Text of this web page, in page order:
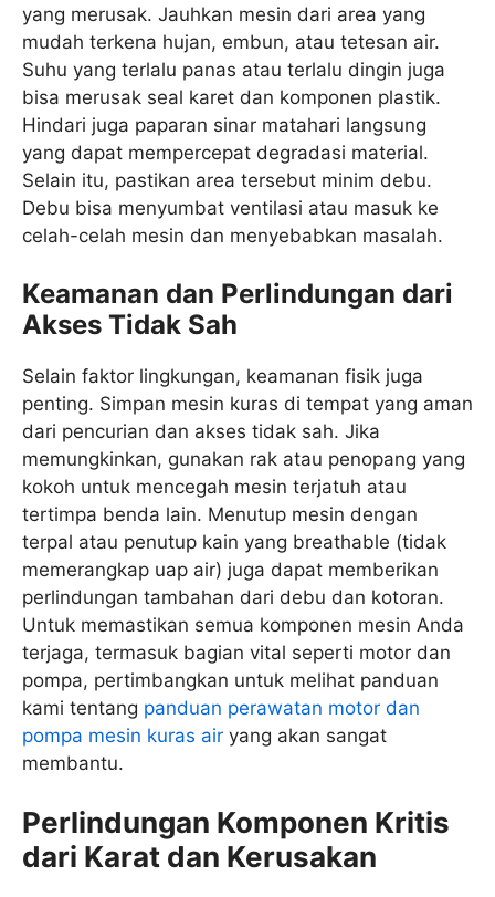
yang merusak. Jauhkan mesin dari area yang
mudah terkena hujan, embun, atau tetesan air.
Suhu yang terlalu panas atau terlalu dingin juga
bisa merusak seal karet dan komponen plastik.
Hindari juga paparan sinar matahari langsung
yang dapat mempercepat degradasi material.
Selain itu, pastikan area tersebut minim debu.
Debu bisa menyumbat ventilasi atau masuk ke
celah-celah mesin dan menyebabkan masalah.
Keamanan dan Perlindungan dari
Akses Tidak Sah
Selain faktor lingkungan, keamanan fisik juga
penting. Simpan mesin kuras di tempat yang aman
dari pencurian dan akses tidak sah. Jika
memungkinkan, gunakan rak atau penopang yang
kokoh untuk mencegah mesin terjatuh atau
tertimpa benda lain. Menutup mesin dengan
terpal atau penutup kain yang breathable (tidak
memerangkap uap air) juga dapat memberikan
perlindungan tambahan dari debu dan kotoran.
Untuk memastikan semua komponen mesin Anda
terjaga, termasuk bagian vital seperti motor dan
pompa, pertimbangkan untuk melihat panduan
kami tentang panduan perawatan motor dan
pompa mesin kuras air yang akan sangat
membantu.
Perlindungan Komponen Kritis
dari Karat dan Kerusakan